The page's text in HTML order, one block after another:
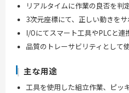
リアルタイムに作業の良否を判
3次元座標にて、正しい動きをサ
I/Oにてスマート工具やPLCと連
品質のトレーサビリティとして
主な用途
工具を使用した組立作業、ピッ